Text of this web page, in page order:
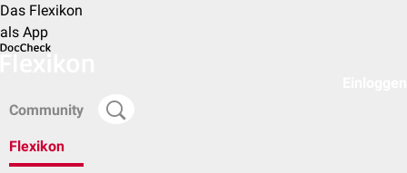
Das Flexikon
als App
Community
Flexikon